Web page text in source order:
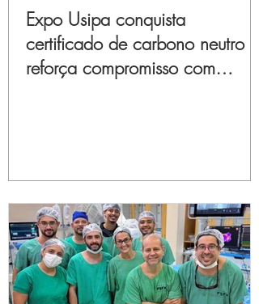
Expo Usipa conquista
certificado de carbono neutro e
reforça compromisso com